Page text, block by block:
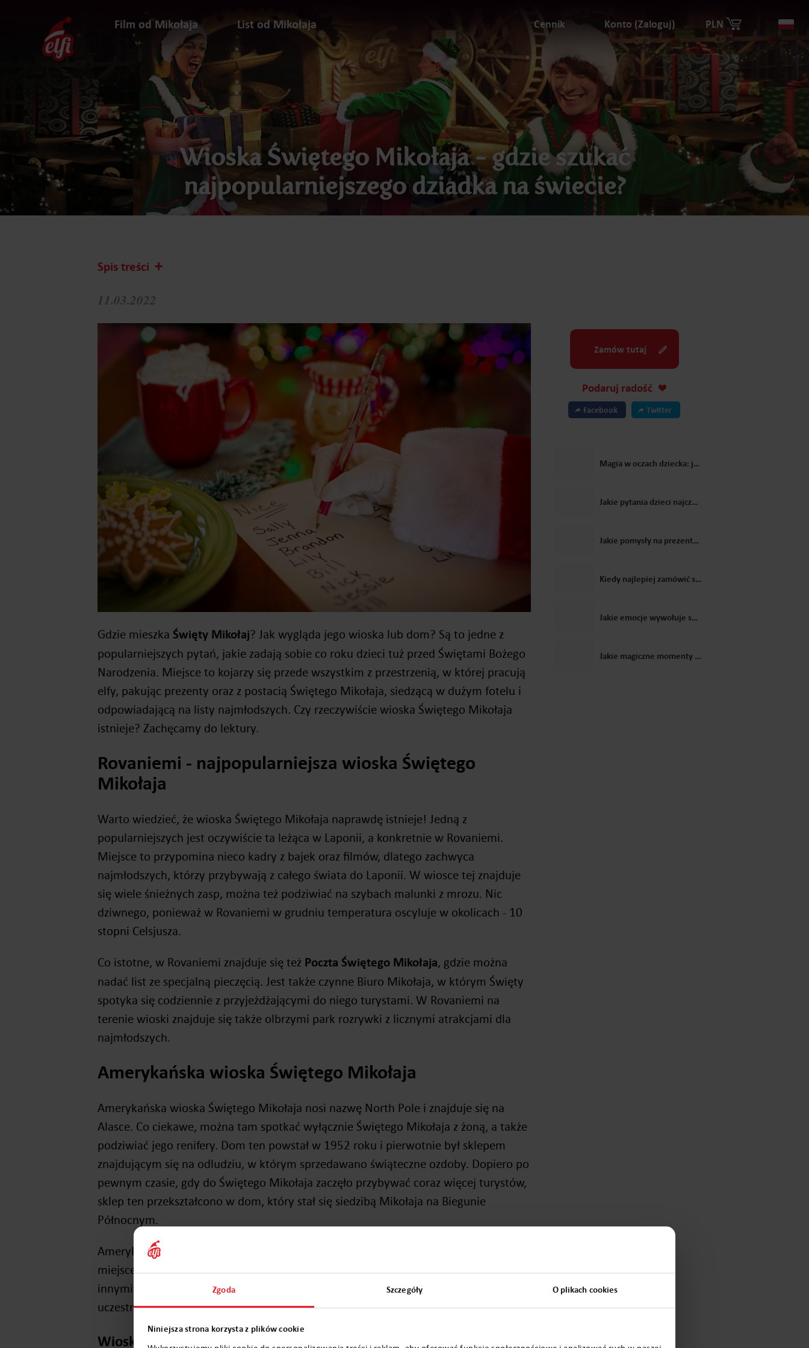
Zgoda Szczegóły O plikach cookies
Niniejsza strona korzysta z plików cookie
Film od Mikołaja List od Mikołaja Cennik Konto (Zaloguj) PLN
Wioska Świętego Mikołaja - gdzie szukać
najpopularniejszego dziadka na świecie?
Spis treści
11.03.2022
Gdzie mieszka Święty Mikołaj? Jak wygląda jego wioska lub dom? Są to jedne z
popularniejszych pytań, jakie zadają sobie co roku dzieci tuż przed Świętami Bożego
Narodzenia. Miejsce to kojarzy się przede wszystkim z przestrzenią, w której pracują
elfy, pakując prezenty oraz z postacią Świętego Mikołaja, siedzącą w dużym fotelu i
odpowiadającą na listy najmłodszych. Czy rzeczywiście wioska Świętego Mikołaja
istnieje? Zachęcamy do lektury.
Rovaniemi - najpopularniejsza wioska Świętego
Mikołaja
Warto wiedzieć, że wioska Świętego Mikołaja naprawdę istnieje! Jedną z
popularniejszych jest oczywiście ta leżąca w Laponii, a konkretnie w Rovaniemi.
Miejsce to przypomina nieco kadry z bajek oraz filmów, dlatego zachwyca
najmłodszych, którzy przybywają z całego świata do Laponii. W wiosce tej znajduje
się wiele śnieżnych zasp, można też podziwiać na szybach malunki z mrozu. Nic
dziwnego, ponieważ w Rovaniemi w grudniu temperatura oscyluje w okolicach - 10
stopni Celsjusza.
Co istotne, w Rovaniemi znajduje się też Poczta Świętego Mikołaja, gdzie można
nadać list ze specjalną pieczęcią. Jest także czynne Biuro Mikołaja, w którym Święty
spotyka się codziennie z przyjeżdżającymi do niego turystami. W Rovaniemi na
terenie wioski znajduje się także olbrzymi park rozrywki z licznymi atrakcjami dla
najmłodszych.
Amerykańska wioska Świętego Mikołaja
Amerykańska wioska Świętego Mikołaja nosi nazwę North Pole i znajduje się na
Alasce. Co ciekawe, można tam spotkać wyłącznie Świętego Mikołaja z żoną, a także
podziwiać jego renifery. Dom ten powstał w 1952 roku i pierwotnie był sklepem
znajdującym się na odludziu, w którym sprzedawano świąteczne ozdoby. Dopiero po
pewnym czasie, gdy do Świętego Mikołaja zaczęło przybywać coraz więcej turystów,
sklep ten przekształcono w dom, który stał się siedzibą Mikołaja na Biegunie
Północnym.
Amerykańska pracownia Mikołaja usytuowana jest natomiast w Nowym Jorku. Dziś
miejsce to funkcjonuje jako park rozrywki. Dzieci mogą spotkać się tam między
innymi ze Świętym Mikołajem, który odwiedza swój warsztat, mogą także
uczestniczyć w wielu, innych atrakcjach.
Wioski w Polsce
Zamów tutaj
Podaruj radość
Facebook Twitter
Magia w oczach dziecka: jak Mikołaj zmienia świąteczne wspomnienia?
Jakie pytania dzieci najczęściej zadają Świętemu Mikołajowi?
Jakie pomysły na prezenty dla dzieci zaproponowałby Święty Mikołaj?
Kiedy najlepiej zamówić spersonalizowany list od Świętego Mikołaja? Poradnik prosto z biura elfów
Jakie emocje wywołuje spersonalizowane wideo od Mikołaja u dzieci?
Jakie magiczne momenty można stworzyć przy pomocy listu od Świętego Mikołaja?